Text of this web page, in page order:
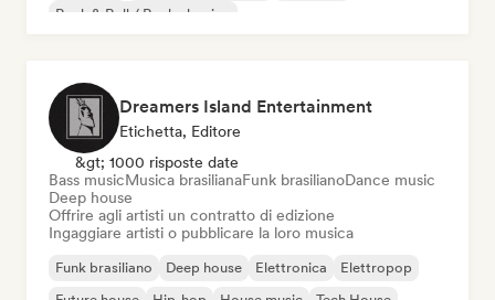
Rock & Roll / Rock classico
Dreamers Island Entertainment
Etichetta, Editore
&gt; 1000 risposte date
Bass musicMusica brasilianaFunk brasilianoDance music
Deep house
Offrire agli artisti un contratto di edizione
Ingaggiare artisti o pubblicare la loro musica
Funk brasiliano Deep house Elettronica
Elettropop